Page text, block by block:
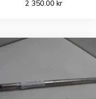
2 350.00kr